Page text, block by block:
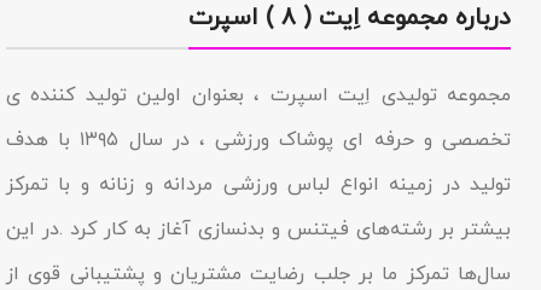
درباره مجموعه اِیت ( ۸ ) اسپرت
مجموعه تولیدى اِیت اسپرت ، بعنوان اولین تولید کننده ی
تخصصی و حرفه ای پوشاک ورزشی ، در سال ۱۳۹۵ با هدف
تولید در زمینه انواع لباس ورزشی مردانه و زنانه و با تمرکز
بیشتر بر رشته‌های فیتنس و بدنسازی آغاز به کار کرد .در این
سال‌ها تمرکز ما بر جلب رضایت مشتریان و پشتیبانی قوی از